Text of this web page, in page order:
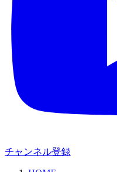
チャンネル登録